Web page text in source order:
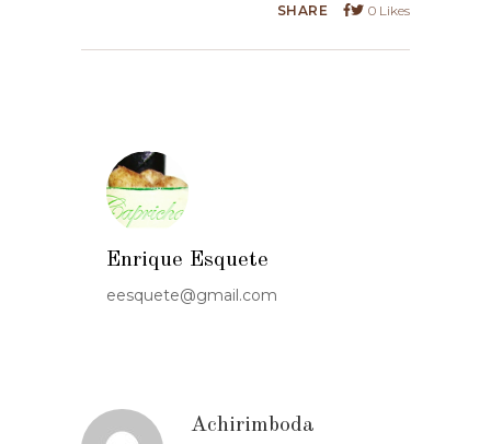
SHARE 0 Likes
Enrique Esquete
eesquete@gmail.com
Achirimboda